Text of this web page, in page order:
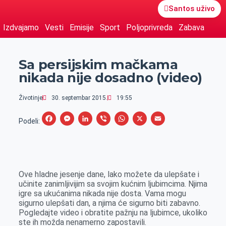
Santos uživo
Izdvajamo Vesti Emisije Sport Poljoprivreda Zabava
Sa persijskim mačkama
nikada nije dosadno (video)
Životinje 30. septembar 2015. 19:55
Podeli:
F
b
o
o
k
M
e
n
g
e
L
e
d
I
n
V
r
W
s
A
p
p
X
E
l
Ove hladne jesenje dane, lako možete da ulepšate i
učinite zanimljivijim sa svojim kućnim ljubimcima. Njima
igre sa ukućanima nikada nije dosta. Vama mogu
sigurno ulepšati dan, a njima će sigurno biti zabavno.
Pogledajte video i obratite pažnju na ljubimce, ukoliko
ste ih možda nenamerno zapostavili.